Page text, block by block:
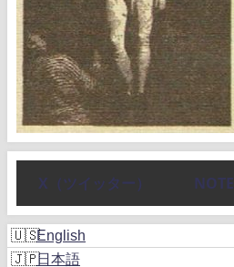
X（ツイッター） NOTE
English
日本語